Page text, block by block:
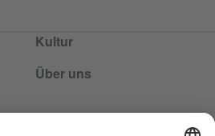
Kultur
Über uns